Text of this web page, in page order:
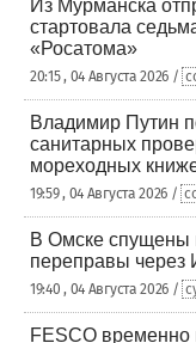
Из Мурманска
стартовала
«Росатома»
20:15 , 04 Августа 2026 /
Владимир Путин
санитарных
мореходных
19:59 , 04 Августа 2026 /
В Омске спущены
переправы через
19:40 , 04 Августа 2026 /
FESCO временно